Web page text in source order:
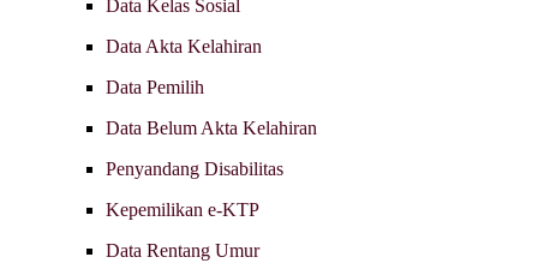
Data Kelas Sosial
Data Akta Kelahiran
Data Pemilih
Data Belum Akta Kelahiran
Penyandang Disabilitas
Kepemilikan e-KTP
Data Rentang Umur